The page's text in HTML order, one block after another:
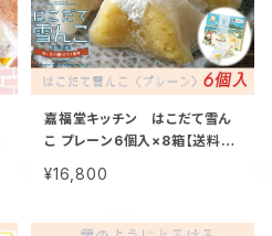
嘉福堂キッチン はこだて雪ん
こ プレーン6個入×8箱【送料無
道限定 手作り スイーツ 取り寄
¥16,800